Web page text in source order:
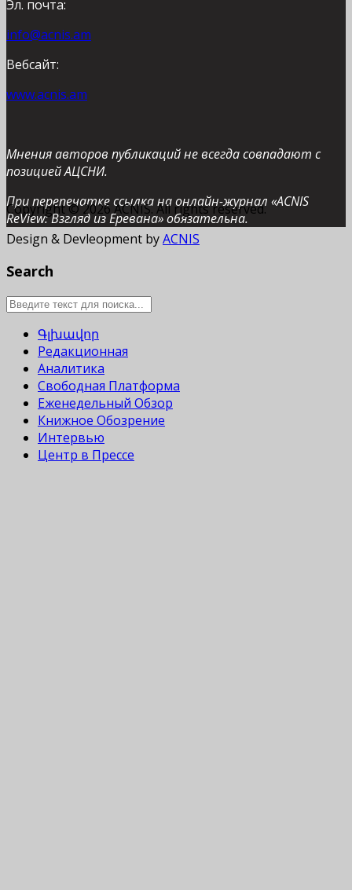
Эл. почта:
info@acnis.am
Вебсайт:
www.acnis.am
Мнения авторов публикаций не всегда совпадают с
позицией АЦСНИ.
При перепечатке ссылка на онлайн-журнал «ACNIS
ReView: Взгляд из Еревана» обязательна.
Copyright © 2026 ACNIS. All rights reserved.
Design & Devleopment byACNIS
Search
Գլխավոր
Редакционная
Аналитика
Свободная Платформа
Еженедельный Обзор
Книжное Обозрение
Интервью
Центр в Прессе